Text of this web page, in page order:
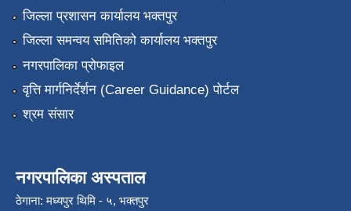
जिल्ला प्रशासन कार्यालय भक्तपुर
जिल्ला समन्वय समितिको कार्यालय भक्तपुर
नगरपालिका प्रोफाइल
वृत्ति मार्गनिर्देर्शन (Career Guidance) पोर्टल
श्रम संसार
नगरपालिका अस्पताल
ठेगाना: मध्यपुर थिमि - ५, भक्तपुर